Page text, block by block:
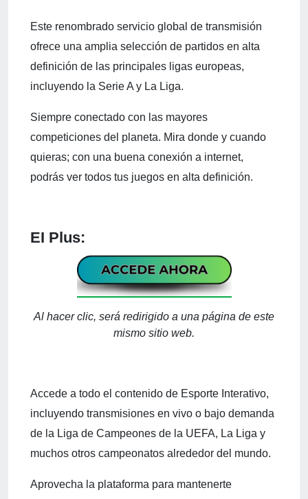
Este renombrado servicio global de transmisión
ofrece una amplia selección de partidos en alta
definición de las principales ligas europeas,
incluyendo la Serie A y La Liga.
Siempre conectado con las mayores
competiciones del planeta. Mira donde y cuando
quieras; con una buena conexión a internet,
podrás ver todos tus juegos en alta definición.
EI Plus:
Al hacer clic, será redirigido a una página de este
mismo sitio web.
Accede a todo el contenido de Esporte Interativo,
incluyendo transmisiones en vivo o bajo demanda
de la Liga de Campeones de la UEFA, La Liga y
muchos otros campeonatos alrededor del mundo.
Aprovecha la plataforma para mantenerte